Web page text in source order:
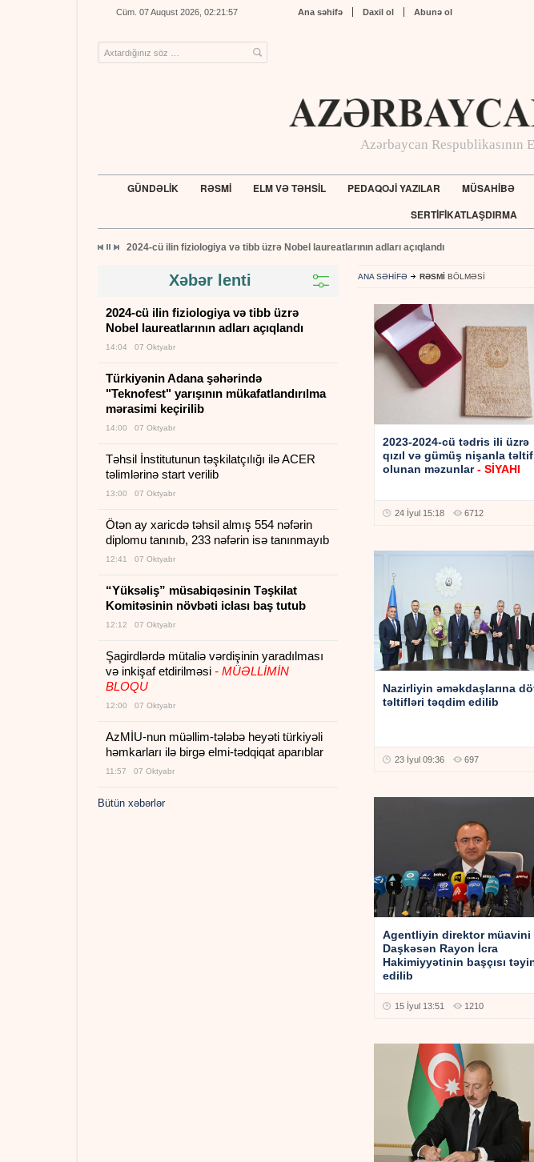
Cüm. 07 Auqust 2026, 02:21:59 Ana səhifə Daxil ol Abunə ol
Azərbaycan
GÜNDƏLİK RƏSMİ ELM VƏ TƏHSİL PEDAQOJİ YAZILAR MÜSAHİBƏ
SERTİFİKATLAŞDIRMA
2024-cü ilin fiziologiya və tibb üzrə Nobel laureatlarının adları açıqlandı
ANA SƏHİFƏ RƏSMİ BÖLMƏSİ
2023-2024-cü tədris ili üzrə
qızıl və gümüş nişanla təltif
olunan məzunlar- SİYAHI
24 İyul 15:18 6712
Nazirliyin əməkdaşlarına
təltifləri təqdim edilib
23 İyul 09:36 697
Agentliyin direktor müavini
Daşkəsən Rayon İcra
Hakimiyyətinin başçısı
edilib
15 İyul 13:51 1210
Xəbər lenti
2024-cü ilin fiziologiya və tibb üzrə
Nobel laureatlarının adları açıqlandı
14:04 07 Oktyabr
Türkiyənin Adana şəhərində
"Teknofest" yarışının mükafatlandırılma
mərasimi keçirilib
14:00 07 Oktyabr
Təhsil İnstitutunun təşkilatçılığı ilə ACER
təlimlərinə start verilib
13:00 07 Oktyabr
Ötən ay xaricdə təhsil almış 554 nəfərin
diplomu tanınıb, 233 nəfərin isə tanınmayıb
12:41 07 Oktyabr
“Yüksəliş” müsabiqəsinin Təşkilat
Komitəsinin növbəti iclası baş tutub
12:12 07 Oktyabr
Şagirdlərdə mütaliə vərdişinin yaradılması
və inkişaf etdirilməsi - MÜƏLLİMİN
BLOQU
12:00 07 Oktyabr
AzMİU-nun müəllim-tələbə heyəti türkiyəli
həmkarları ilə birgə elmi-tədqiqat aparıblar
11:57 07 Oktyabr
Bütün xəbərlər